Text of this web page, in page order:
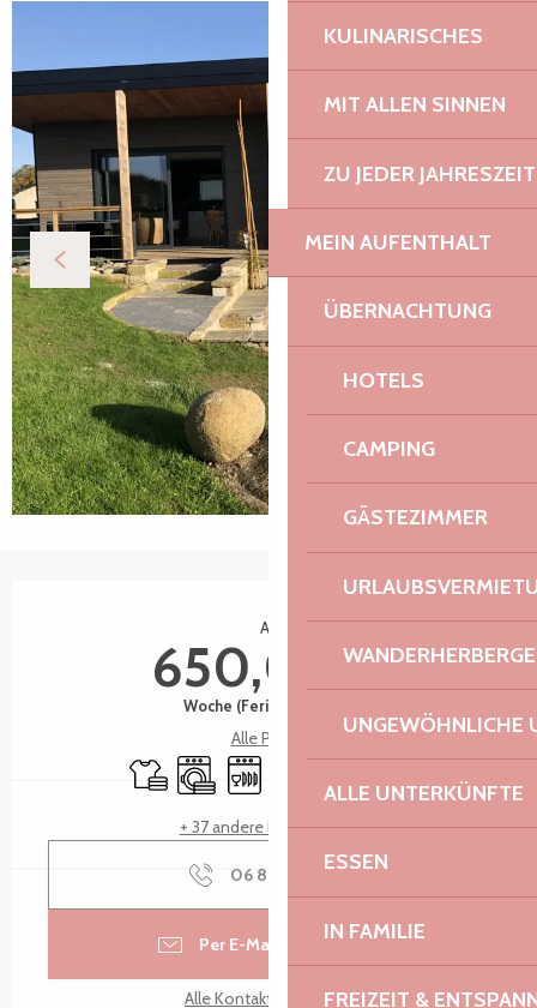
KULINARISCHES
MIT ALLEN SINNEN
ZU JEDER JAHRESZEIT
MEIN AUFENTHALT
ÜBERNACHTUNG
HOTELS
CAMPING
GÄSTEZIMMER
UNGEWÖHNLICHE
ALLE UNTERKÜNFTE
ESSEN
IN FAMILIE
FREIZEIT &
Öffnungszeiten & Kontaktdaten
Ab
650,00 €
Woche (Ferienwohnung)
Alle Preise
Bettwäsche und Laken
Waschmaschine
Geschirrspülmaschine
Fernsehen
Wi-FiTerrasse
+ 37 andere Leistung(en)
06 88 77 37▒▒
Per E-Mail kontaktieren
Alle Kontakte anzeigen